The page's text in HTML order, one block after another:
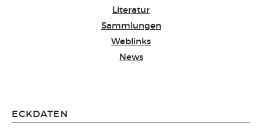
Literatur
Sammlungen
Weblinks
News
ECKDATEN